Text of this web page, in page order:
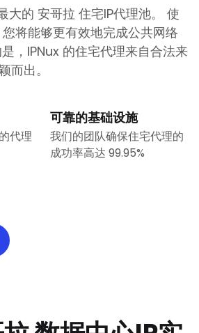
大的 安哥拉 住宅IP代理池。 使
您将能够更有效地完成公共网络
，IPNux 的住宅代理来自合法来
而出。
代理
可靠的基础设施
我们的团队确保住宅代理的
成功率高达 99.95%